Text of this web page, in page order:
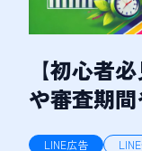
【初心者
や審査期
LINE広告